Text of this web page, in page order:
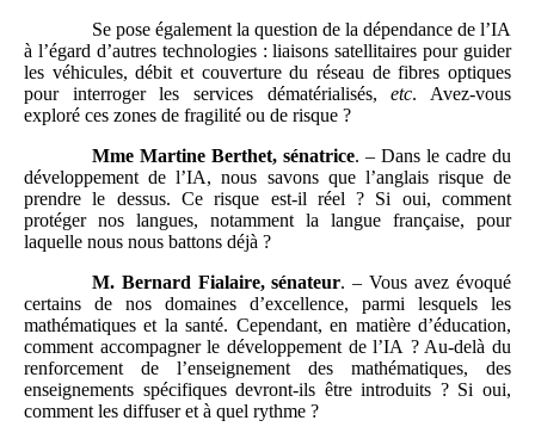
Se pose également la question de la dépendance de l’IA
à l’égard d’autres technologies : liaisons satellitaires pour guider
les véhicules, débit et couverture du réseau de fibres optiques
pour interroger les services dématérialisés,etc. Avez‑vous
exploré ces zones de fragilité ou de risque ?
Mme Martine Berthet, sénatrice. – Dans le cadre du
développement de l’IA, nous savons que l’anglais risque de
prendre le dessus. Ce risque est‑il réel ? Si oui, comment
protéger nos langues, notamment la langue française, pour
laquelle nous nous battons déjà ?
M. Bernard Fialaire, sénateur. – Vous avez évoqué
certains de nos domaines d’excellence, parmi lesquels les
mathématiques et la santé. Cependant, en matière d’éducation,
comment accompagner le développement de l’IA ? Au‑delà du
renforcement de l’enseignement des mathématiques, des
enseignements spécifiques devront‑ils être introduits ? Si oui,
comment les diffuser et à quel rythme ?